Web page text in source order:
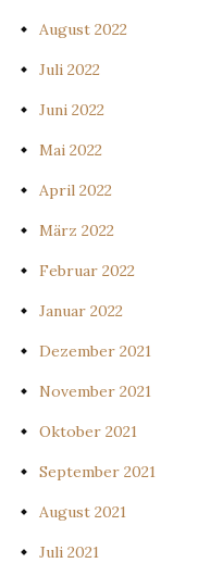
August 2022
Juli 2022
Juni 2022
Mai 2022
April 2022
März 2022
Februar 2022
Januar 2022
Dezember 2021
November 2021
Oktober 2021
September 2021
August 2021
Juli 2021